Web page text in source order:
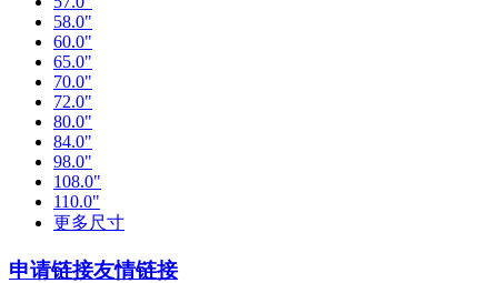
58.0"
60.0"
65.0"
70.0"
72.0"
80.0"
84.0"
98.0"
108.0"
110.0"
更多尺寸
申请链接友情链接